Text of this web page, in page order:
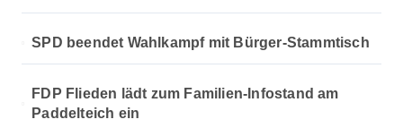
SPD beendet Wahlkampf mit Bürger-Stammtisch
FDP Flieden lädt zum Familien-Infostand am
Paddelteich ein